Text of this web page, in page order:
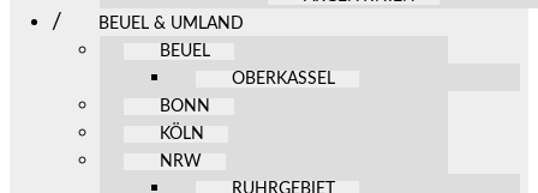
BEUEL & UMLAND
BEUEL
OBERKASSEL
BONN
KÖLN
NRW
RUHRGEBIET